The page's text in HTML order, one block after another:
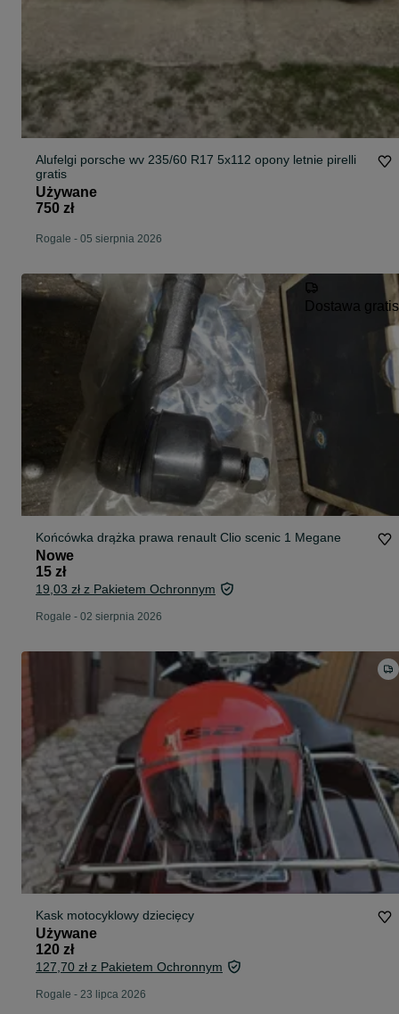
Alufelgi porsche wv 235/60 R17 5x112 opony letnie pirelli
gratis
Używane
750 zł
Rogale - 05 sierpnia 2026
Dostawa gratis
Końcówka drążka prawa renault Clio scenic 1 Megane
Nowe
15 zł
19,03 zł z Pakietem Ochronnym
Rogale - 02 sierpnia 2026
Kask motocyklowy dziecięcy
Używane
120 zł
127,70 zł z Pakietem Ochronnym
Rogale - 23 lipca 2026